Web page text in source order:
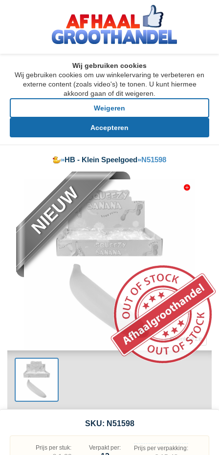
Wij gebruiken cookies
Wij gebruiken cookies om uw winkelervaring te verbeteren en
externe content (zoals video's) te tonen. U kunt hiermee
akkoord gaan of dit weigeren.
Weigeren
Accepteren
»HB - Klein Speelgoed»N51598
NIEUW
Download Zip
SKU: N51598
Prijs per stuk: Verpakt per: Prijs per verpakking: